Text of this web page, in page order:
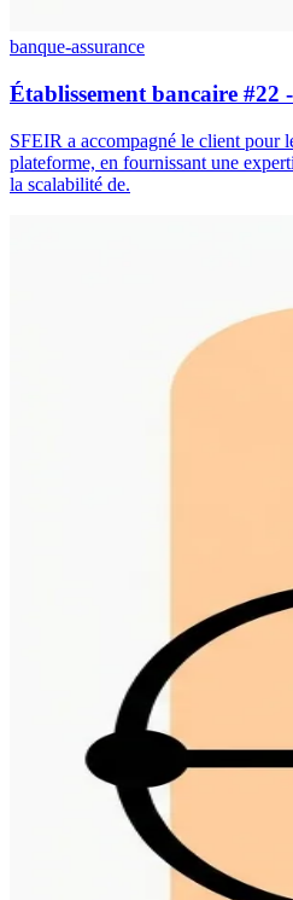
banque-assurance
Établissement bancaire #22
SFEIR a accompagné le client pour
plateforme, en fournissant une
la scalabilité de.